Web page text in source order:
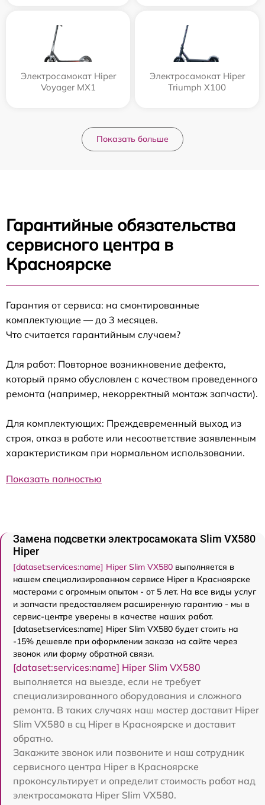
Электросамокат Hiper
Voyager MX1
Электросамокат Hiper
Triumph X100
Показать больше
Гарантийные обязательства
сервисного центра в
Красноярске
Гарантия от сервиса: на смонтированные
комплектующие — до 3 месяцев.
Что считается гарантийным случаем?
Для работ: Повторное возникновение дефекта,
который прямо обусловлен с качеством проведенного
ремонта (например, некорректный монтаж запчасти).
Для комплектующих: Преждевременный выход из
строя, отказ в работе или несоответствие заявленным
характеристикам при нормальном использовании.
Показать полностью
Замена подсветки электросамоката Slim VX580
Hiper
[dataset:services:name] Hiper Slim VX580 выполняется в
нашем специализированном сервисе Hiper в Красноярске
мастерами с огромным опытом - от 5 лет. На все виды услуг
и запчасти предоставляем расширенную гарантию - мы в
сервис-центре уверены в качестве наших работ.
[dataset:services:name] Hiper Slim VX580 будет стоить на
-15% дешевле при оформлении заказа на сайте через
звонок или форму обратной связи.
[dataset:services:name] Hiper Slim VX580
выполняется на выезде, если не требует
специализированного оборудования и сложного
ремонта. В таких случаях наш мастер доставит Hiper
Slim VX580 в сц Hiper в Красноярске и доставит
обратно.
Закажите звонок или позвоните и наш сотрудник
сервисного центра Hiper в Красноярске
проконсультирует и определит стоимость работ над
электросамоката Hiper Slim VX580.